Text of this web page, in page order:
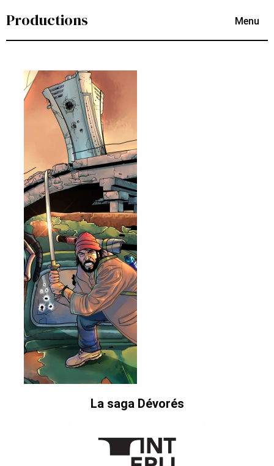
Menu
Productions
La saga Dévorés